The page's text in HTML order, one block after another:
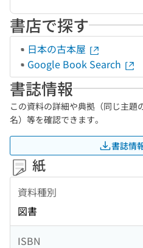
書店で探す
日本の古本屋
Google Book Search
書誌情報
この資料の詳細や典拠（同じ主題
名）等を確認できます。
書誌情
紙
資料種別
図書
ISBN